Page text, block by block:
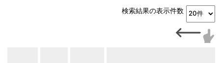
検索結果の表示件数